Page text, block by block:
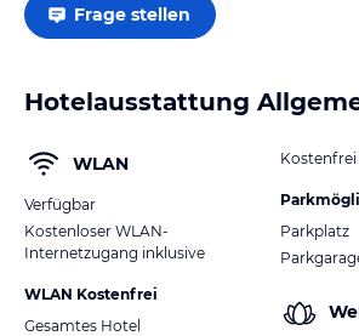
Frage stellen
Hotelausstattung
WLAN
Verfügbar
Kostenloser WLAN-
Internetzugang inklusive
WLAN Kostenfrei
Gesamtes Hotel
Kostenfrei
Parkplatz